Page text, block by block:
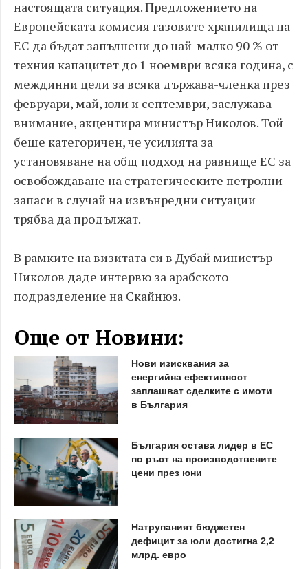
настоящата ситуация. Предложението на
Европейската комисия газовите хранилища на
ЕС да бъдат запълнени до най-малко 90 % от
техния капацитет до 1 ноември всяка година, с
междинни цели за всяка държава-членка през
февруари, май, юли и септември, заслужава
внимание, акцентира министър Николов. Той
беше категоричен, че усилията за
установяване на общ подход на равнище ЕС за
освобождаване на стратегическите петролни
запаси в случай на извънредни ситуации
трябва да продължат.
В рамките на визитата си в Дубай министър
Николов даде интервю за арабското
подразделение на Скайнюз.
Още от Новини:
Нови изисквания за
енергийна ефективност
заплашват сделките с имоти
в България
България остава лидер в ЕС
по ръст на производствените
цени през юни
Натрупаният бюджетен
дефицит за юли достигна 2,2
млрд. евро